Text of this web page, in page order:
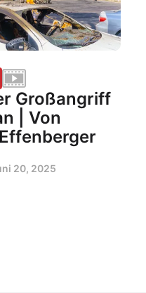
Großangriff
| Von
20, 2025